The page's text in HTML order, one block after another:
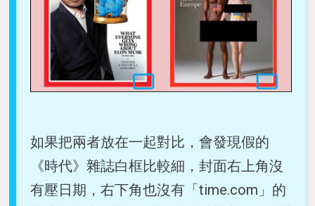
如果把兩者放在一起對比，會發現假的
《時代》雜誌白框比較細，封面右上角沒
有壓日期，右下角也沒有「time.com」的